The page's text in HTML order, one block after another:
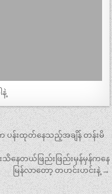
န်းထုတ်နေသည့်အချိန် တန်းမိ
နေတယ်ဖြည်းဖြည်းမှန်မှန်ကနေ
မြန်လာတော့ တဟင်းဟင်းနဲ့ →